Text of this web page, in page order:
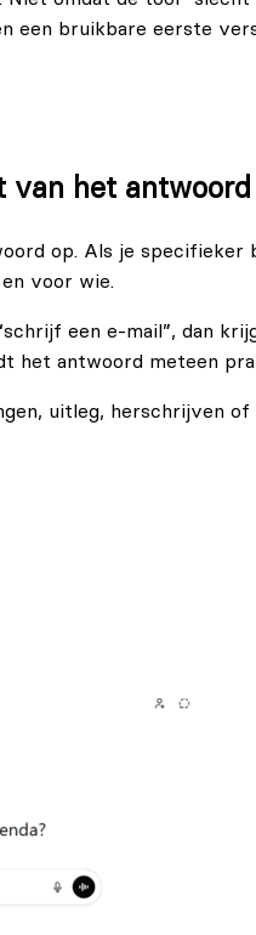
een bruikbare eerste
van het antwoord
op. Als je
voor wie.
een e-mail”, dan
het antwoord meteen
uitleg, herschrijven of